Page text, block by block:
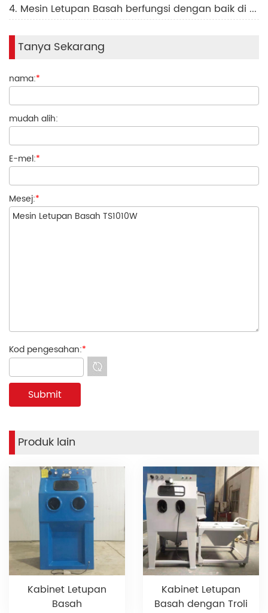
4. Mesin Letupan Basah berfungsi dengan baik di Cadana
Tanya Sekarang
nama:*
mudah alih:
E-mel:*
Mesej:*
Kod pengesahan:*
Produk lain
Kabinet Letupan
Basah
Kabinet Letupan
Basah dengan Troli